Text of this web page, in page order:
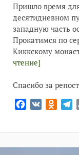
Пришло время
десятидневном
западную часть
Прокатимся по
Киккскому
чтение]
Спасибо за
Facebook
VK